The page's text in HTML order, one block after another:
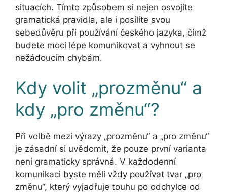
situacích. Tímto způsobem si nejen osvojíte
gramatická pravidla, ale i posílíte svou
sebedůvěru při používání českého jazyka, čímž
budete moci lépe komunikovat a vyhnout se
nežádoucím chybám.
Kdy volit „prozměnu“ a
kdy „pro změnu“?
Při volbě mezi výrazy „prozměnu“ a „pro změnu“
je zásadní si uvědomit, že pouze první varianta
není gramaticky správná. V každodenní
komunikaci byste měli vždy používat tvar „pro
změnu“, který vyjadřuje touhu po odchylce od